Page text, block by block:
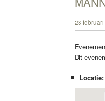
23 februari
Dit
Locatie: